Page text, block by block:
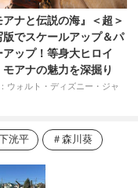
アナと伝説の海』＜超＞
版でスケールアップ＆パ
アップ！等身大ヒロイ
モアナの魅力を深掘り
ウォルト・ディズニー・ジャ
洸平 森川葵